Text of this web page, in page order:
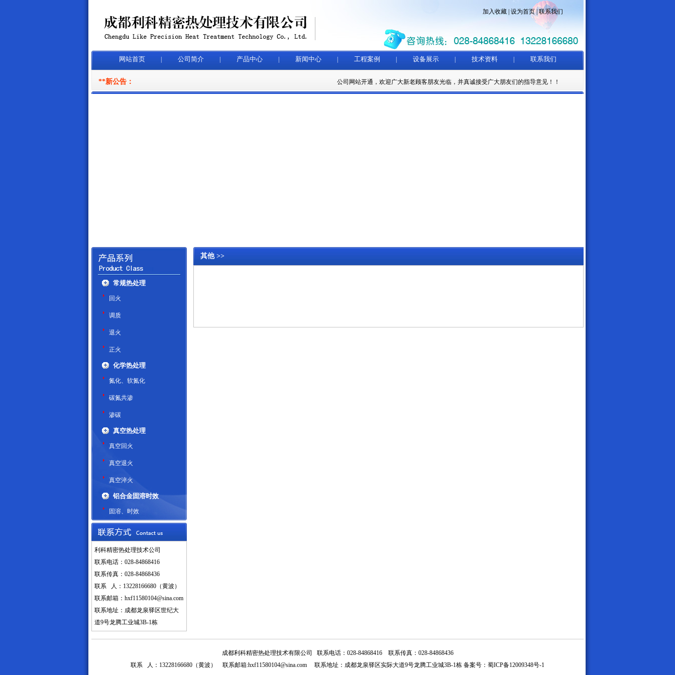
加入收藏| 设为首页|联系我们
网站首页 公司简介 产品中心 新闻中心 工程案例 设备展示 技术资料 联系我们
**新公告： 公司网站开通，欢迎广大新老顾客朋友光临，并真诚接受广大朋友们的指导意见！！
常规热处理
回火
调质
退火
正火
化学热处理
氮化、软氮化
碳氮共渗
渗碳
真空热处理
真空回火
真空退火
真空淬火
铝合金固溶时效
固溶、时效
利科精密热处理技术公司
联系电话：028-84868416
联系传真：028-84868436
联系 人：13228166680（黄波）
联系邮箱： hxf11580104@sina.com
联系地址：成都龙泉驿区世纪大
道9号龙腾工业城3B-1栋
其他 >>
成都利科精密热处理技术有限公司 联系电话：028-84868416 联系传真：028-84868436
联系 人：13228166680（黄波） 联系邮箱:hxf11580104@sina.com 联系地址：成都龙泉驿区实际大道9号龙腾工业城3B-1栋 备案号： 蜀ICP备12009348号-1